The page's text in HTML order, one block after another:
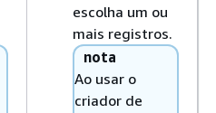
escolha um ou
mais registros.
nota
Ao usar o
criador de